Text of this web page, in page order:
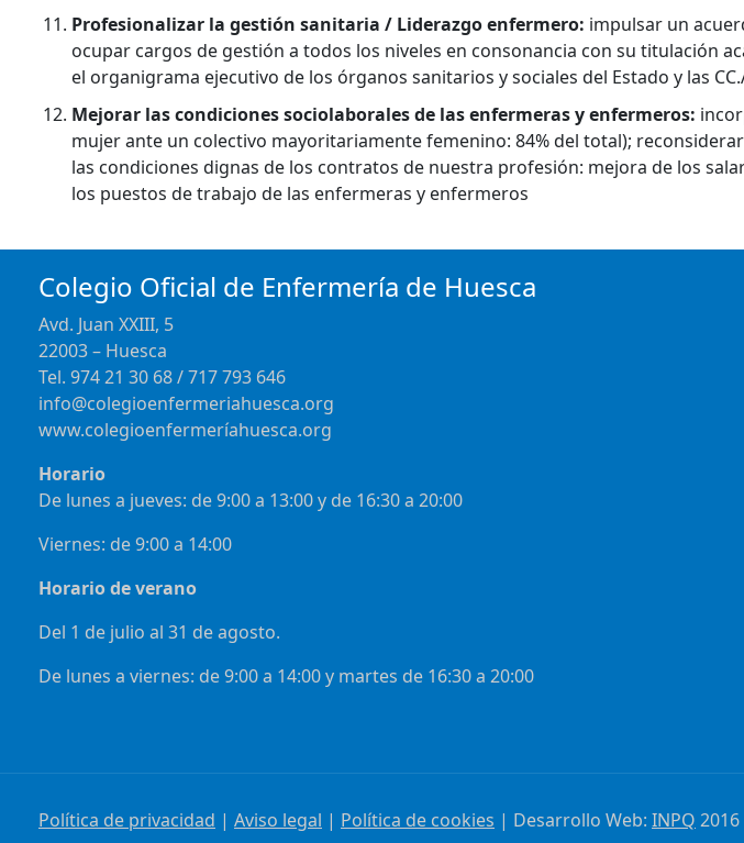
Profesionalizar la gestión sanitaria / Liderazgo enfermero: impulsar un
ocupar cargos de gestión a todos los niveles en consonancia con su titulación
el organigrama ejecutivo de los órganos sanitarios y sociales del Estado y las
Mejorar las condiciones sociolaborales de las enfermeras y enfermeros:
mujer ante un colectivo mayoritariamente femenino: 84% del total);
las condiciones dignas de los contratos de nuestra profesión: mejora de los
los puestos de trabajo de las enfermeras y enfermeros
Colegio Oficial de Enfermería de Huesca
Avd. Juan XXIII, 5
22003 – Huesca
Tel. 974 21 30 68 / 717 793 646
info@colegioenfermeriahuesca.org
www.colegioenfermeríahuesca.org
Horario
De lunes a jueves: de 9:00 a 13:00 y de 16:30 a 20:00
Viernes: de 9:00 a 14:00
Horario de verano
Del 1 de julio al 31 de agosto.
De lunes a viernes: de 9:00 a 14:00 y martes de 16:30 a 20:00
Política de privacidad | Aviso legal | Política de cookies | Desarrollo Web: INPQ 2016